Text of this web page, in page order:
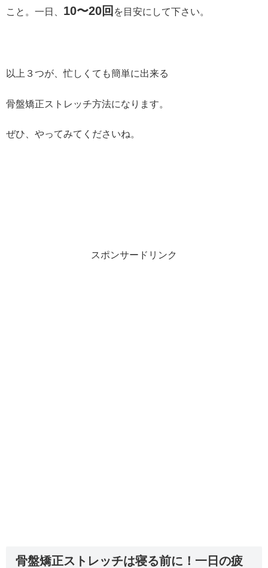
こと。一日、 10〜20回 を目安にして下さい。
以上３つが、忙しくても簡単に出来る
骨盤矯正ストレッチ方法になります。
ぜひ、やってみてくださいね。
スポンサードリンク
骨盤矯正ストレッチは寝る前に！一日の疲